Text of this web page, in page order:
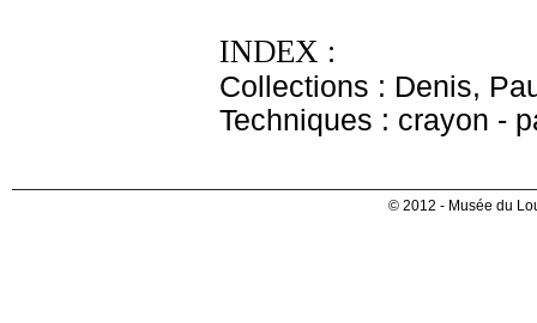
INDEX :
Collections : Denis,
Techniques : crayon -
© 2012 - Musée du